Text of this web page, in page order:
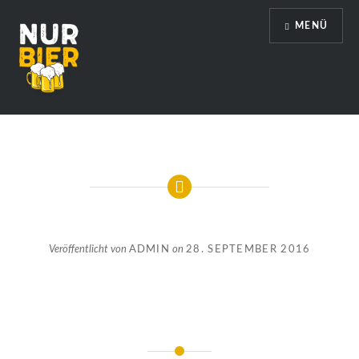
zum
Inhalt
Nur Bier
MENÜ
Veröffentlicht von ADMIN on 28. SEPTEMBER 2016